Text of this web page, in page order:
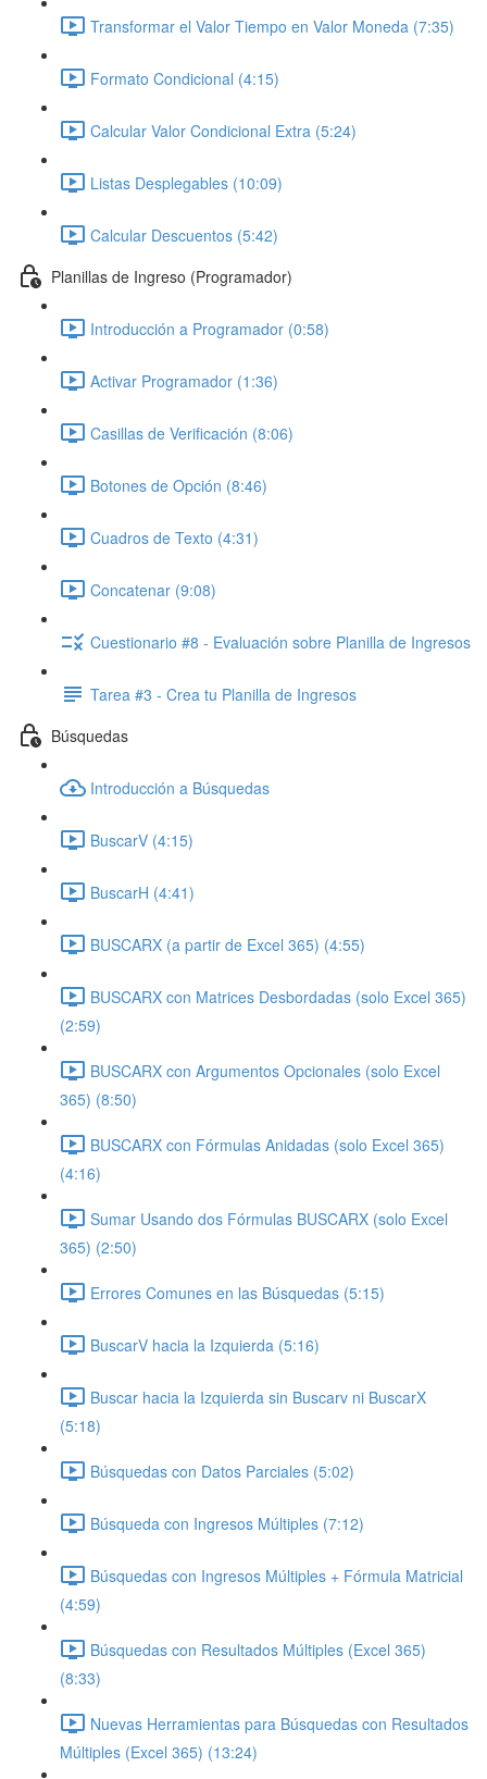
Transformar el Valor Tiempo en Valor Moneda (7:35)
Formato Condicional (4:15)
Calcular Valor Condicional Extra (5:24)
Listas Desplegables (10:09)
Calcular Descuentos (5:42)
Planillas de Ingreso (Programador)
Introducción a Programador (0:58)
Activar Programador (1:36)
Casillas de Verificación (8:06)
Botones de Opción (8:46)
Cuadros de Texto (4:31)
Concatenar (9:08)
Cuestionario #8 - Evaluación sobre Planilla de Ingresos
Tarea #3 - Crea tu Planilla de Ingresos
Búsquedas
Introducción a Búsquedas
BuscarV (4:15)
BuscarH (4:41)
BUSCARX (a partir de Excel 365) (4:55)
BUSCARX con Matrices Desbordadas (solo Excel 365)
(2:59)
BUSCARX con Argumentos Opcionales (solo Excel
365) (8:50)
BUSCARX con Fórmulas Anidadas (solo Excel 365)
(4:16)
Sumar Usando dos Fórmulas BUSCARX (solo Excel
365) (2:50)
Errores Comunes en las Búsquedas (5:15)
BuscarV hacia la Izquierda (5:16)
Buscar hacia la Izquierda sin Buscarv ni BuscarX
(5:18)
Búsquedas con Datos Parciales (5:02)
Búsqueda con Ingresos Múltiples (7:12)
Búsquedas con Ingresos Múltiples + Fórmula Matricial
(4:59)
Búsquedas con Resultados Múltiples (Excel 365)
(8:33)
Nuevas Herramientas para Búsquedas con Resultados
Múltiples (Excel 365) (13:24)